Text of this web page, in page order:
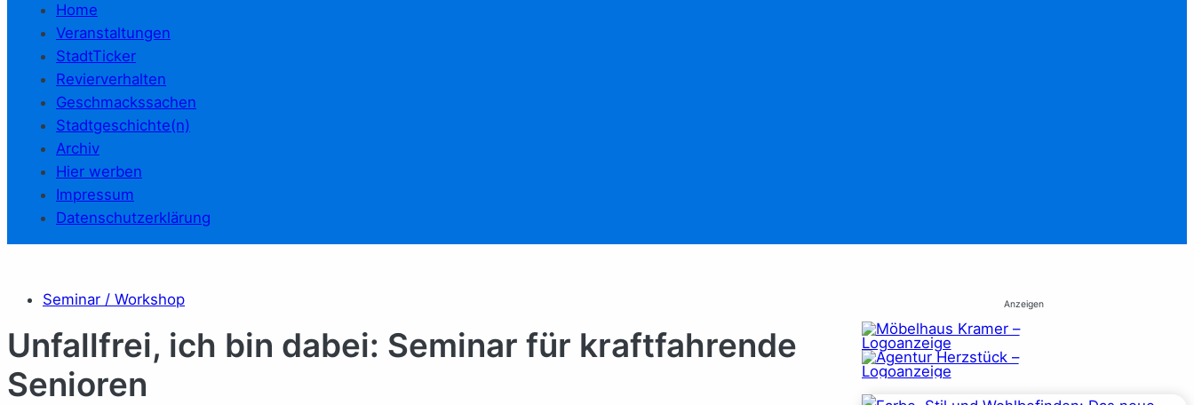
Home
Veranstaltungen
StadtTicker
Revierverhalten
Geschmackssachen
Stadtgeschichte(n)
Archiv
Hier werben
Impressum
Datenschutzerklärung
Seminar / Workshop
Unfallfrei, ich bin dabei: Seminar für kraftfahrende
Senioren
Anzeigen